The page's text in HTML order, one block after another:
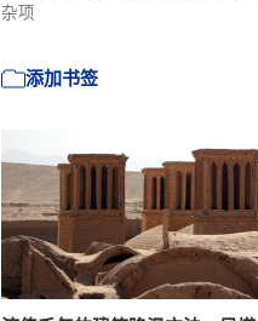
杂项
添加书签